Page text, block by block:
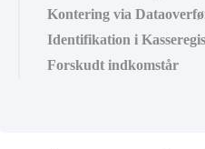
Kontering via
Identifikation i
Forskudt indkomstår